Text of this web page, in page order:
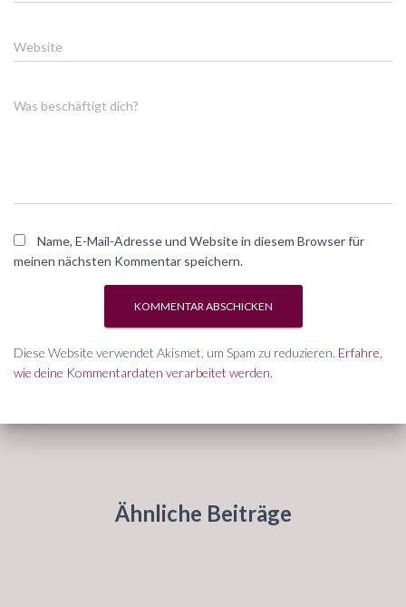
Website
Was beschäftigt dich?
Name, E-Mail-Adresse und Website in diesem Browser für
meinen nächsten Kommentar speichern.
Diese Website verwendet Akismet, um Spam zu reduzieren. Erfahre,
wie deine Kommentardaten verarbeitet werden.
Ähnliche Beiträge